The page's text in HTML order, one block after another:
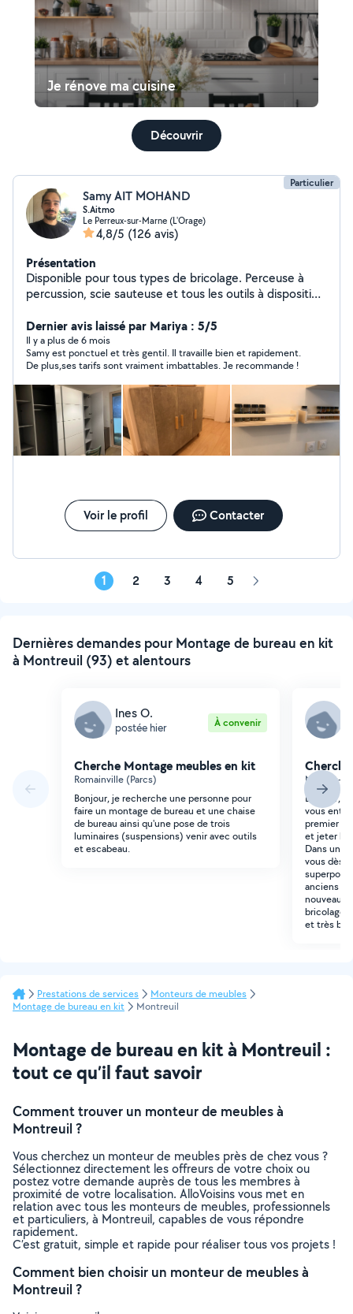
Je rénove ma cuisine
Découvrir
Particulier
Samy AIT MOHAND
S.Aitmo
Le Perreux-sur-Marne (L'Orage)
4,8/5 (126 avis)
Présentation
Disponible pour tous types de bricolage. Perceuse à
percussion, scie sauteuse et tous les outils à disposition
Dernier avis laissé par Mariya : 5/5
Il y a plus de 6 mois
Samy est ponctuel et très gentil. Il travaille bien et rapidement.
De plus,ses tarifs sont vraiment imbattables. Je recommande !
Voir le profil Contacter
1 2 3 4 5 Page
Dernières demandes pour Montage de bureau en kit
à Montreuil (93) et alentours
Ines O.
postée hier À convenir
Cherche Montage meubles en kit
Romainville (Parcs)
Bonjour, je recherche une personne pour
faire un montage de bureau et une chaise
de bureau ainsi qu'une pose de trois
luminaires (suspensions) venir avec outils
et escabeau.
Nogent-
Bonjour, c
vous
premier
et jeter
Dans un
vous dès
anciens
nouveaux.
bricolages
et très
Prestations de services
Monteurs de meubles
Montage de bureau en kit
Montreuil
Montage de bureau en kit à Montreuil :
tout ce qu’il faut savoir
Comment trouver un monteur de meubles à
Montreuil ?
Vous cherchez un monteur de meubles près de chez vous ?
Sélectionnez directement les offreurs de votre choix ou
postez votre demande auprès de tous les membres à
proximité de votre localisation. AlloVoisins vous met en
relation avec tous les monteurs de meubles, professionnels
et particuliers, à Montreuil, capables de vous répondre
rapidement.
C’est gratuit, simple et rapide pour réaliser tous vos projets !
Comment bien choisir un monteur de meubles à
Montreuil ?